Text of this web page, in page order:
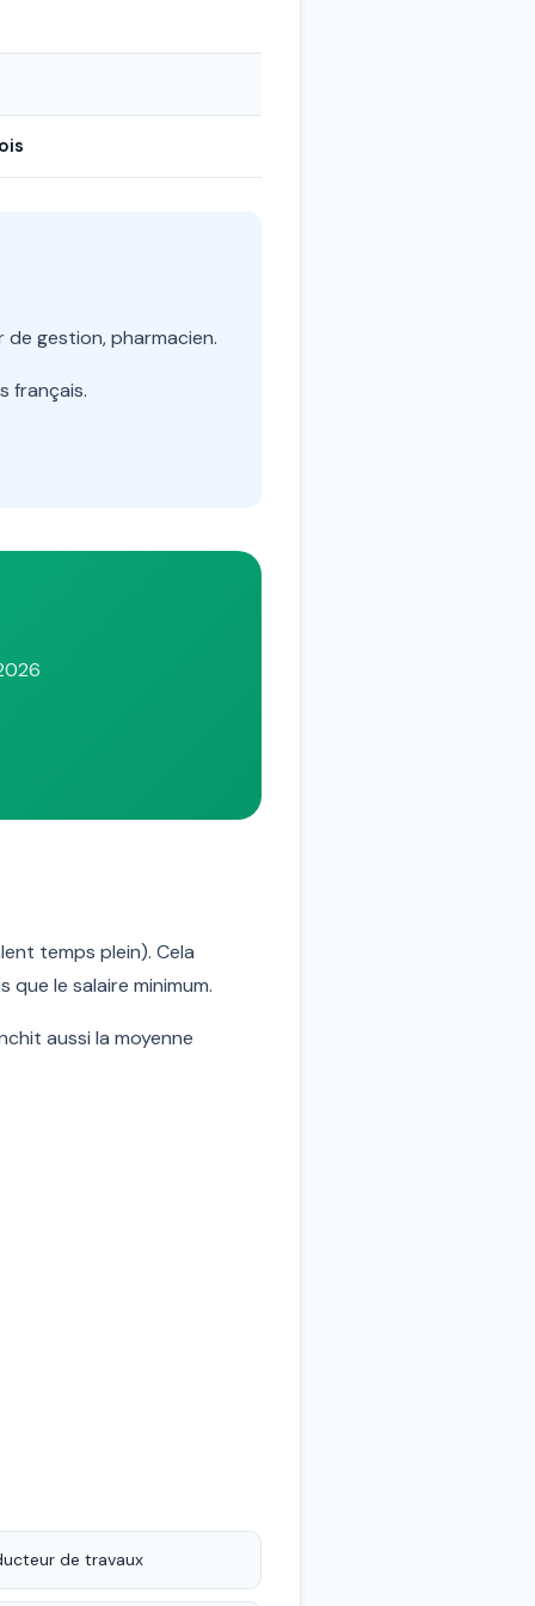
gestion, pharmacien.
français.
temps plein). Cela
le salaire minimum.
aussi la moyenne
de travaux